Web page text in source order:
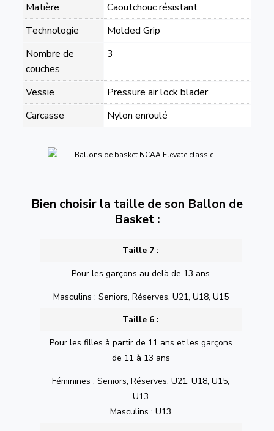
Matière
Caoutchouc résistant
Technologie
Molded Grip
Nombre de
couches
3
Vessie
Pressure air lock blader
Carcasse
Nylon enroulé
Bien choisir la taille de son Ballon de
Basket :
Taille 7 :
Pour les garçons au delà de 13 ans
Masculins : Seniors, Réserves, U21, U18, U15
Taille 6 :
Pour les filles à partir de 11 ans et les garçons
de 11 à 13 ans
Féminines : Seniors, Réserves, U21, U18, U15,
U13
Masculins : U13